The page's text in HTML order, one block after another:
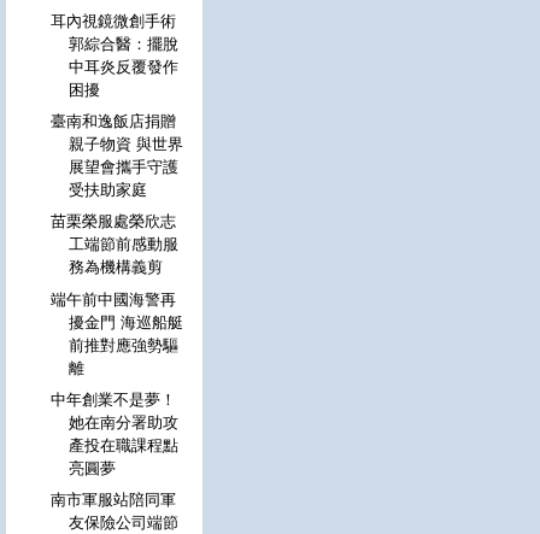
耳內視鏡微創手術
郭綜合醫：擺脫
中耳炎反覆發作
困擾
臺南和逸飯店捐贈
親子物資 與世界
展望會攜手守護
受扶助家庭
苗栗榮服處榮欣志
工端節前感動服
務為機構義剪
端午前中國海警再
擾金門 海巡船艇
前推對應強勢驅
離
中年創業不是夢！
她在南分署助攻
產投在職課程點
亮圓夢
南市軍服站陪同軍
友保險公司端節